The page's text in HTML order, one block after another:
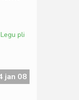
Legu pli
kaj
transnacie
jan 08